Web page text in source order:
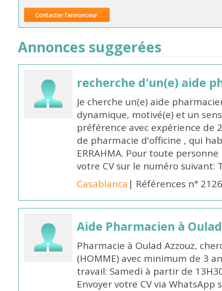
Contacter l’annonceur
Annonces suggerées
recherche d'un(e) aide
Je cherche un(e) aide
dynamique, motivé(e) et un
préférence avec expérience de
de pharmacie d'officine , qui
ERRAHMA. Pour toute
votre CV sur le numéro suivant:
Casablanca | Références n°
Aide Pharmacien à
Pharmacie à Oulad Azzouz,
(HOMME) avec minimum de 3
travail: Samedi à partir de
Envoyer votre CV via WhatsApp